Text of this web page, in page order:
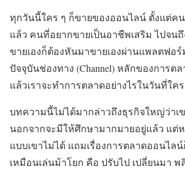
ทุกวันนี้ใคร ๆ ก็ขายของออนไลน์ ตั้งแต่ค
แล้ว คนที่อยากขายเป็นอาชีพเสริม ไปจน
ขายเองก็ต้องหันมาขายเองผ่านแพลตฟอร์
ปัจจุบันช่องทาง (Channel) หลักของการต
แล้วเราจะทำการตลาดอย่างไรในวันที่ใค
บทความนี้ไม่ได้มากล่าวถึงธุรกิจใหญ่ว่าเข
นอกจากจะมีให้ศึกษามากมายอยู่แล้ว แต่
แบบเขาไม่ได้ แถมเรื่องการตลาดออนไล
เหมือนเล่นม้าโยก คือ ปรับไป เปลี่ยนมา